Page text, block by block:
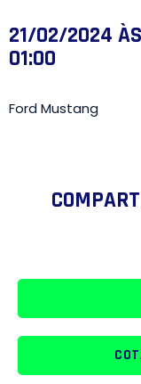
21/02/2024
01:00
Ford Mustang